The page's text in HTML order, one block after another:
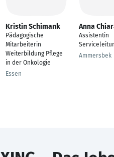
Kristin Schimank
Pädagogische
Mitarbeiterin
Weiterbildung Pflege
in der Onkologie
Essen
Anna
Assistentin
Ammersbek